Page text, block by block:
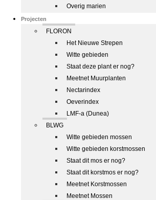
Overig marien
Projecten
FLORON
Het Nieuwe Strepen
Witte gebieden
Staat deze plant er nog?
Meetnet Muurplanten
Nectarindex
Oeverindex
LMF-a (Dunea)
BLWG
Witte gebieden mossen
Witte gebieden korstmossen
Staat dit mos er nog?
Staat dit korstmos er nog?
Meetnet Korstmossen
Meetnet Mossen